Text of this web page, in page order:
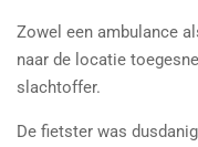
Zowel een ambulance
naar de locatie
slachtoffer.
De fietster was